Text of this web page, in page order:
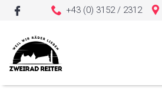
+43 (0) 3152 / 2312